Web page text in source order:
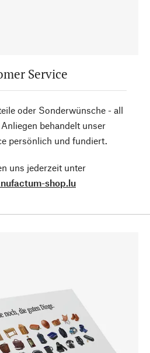
Service
oder Sonderwünsche - all
behandelt unser
persönlich und fundiert.
uns jederzeit unter
shop.lu